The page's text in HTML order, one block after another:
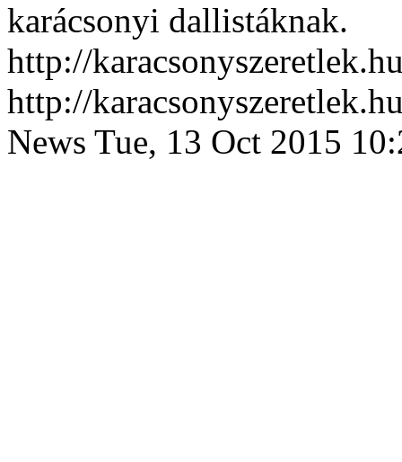
karácsonyi dallistáknak.
http://
http://
News Tue, 13 Oct 2015